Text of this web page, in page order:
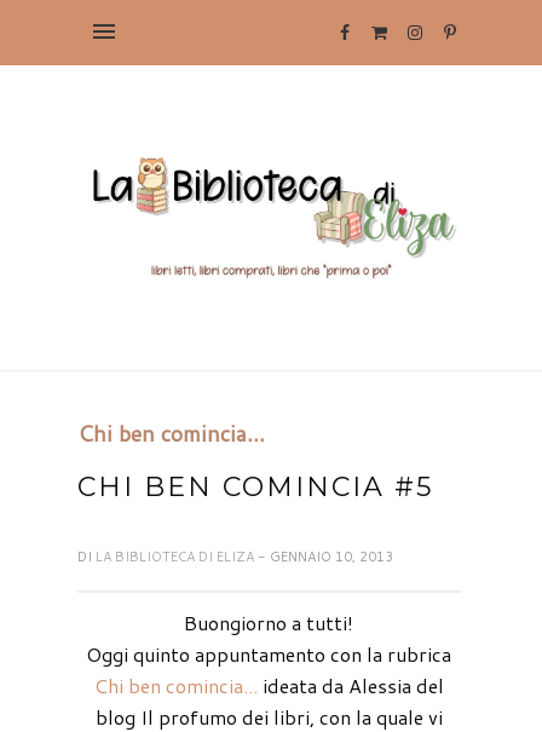
Chi ben comincia...
CHI BEN COMINCIA #5
DI LA BIBLIOTECA DI ELIZA - GENNAIO 10, 2013
Buongiorno a tutti!
Oggi quinto appuntamento con la rubrica
Chi ben comincia... ideata da Alessia del
blog Il profumo dei libri, con la quale vi